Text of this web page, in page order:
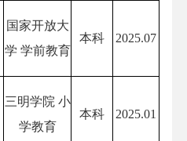
国家开放大
学 学前教育
本科 2025.07
三明学院 小
学教育
本科 2025.01